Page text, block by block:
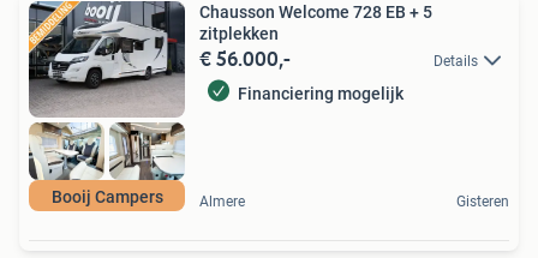
Booij Campers
Chausson Welcome 728 EB + 5
zitplekken
€ 56.000,- Details
Financiering mogelijk
Almere Gisteren